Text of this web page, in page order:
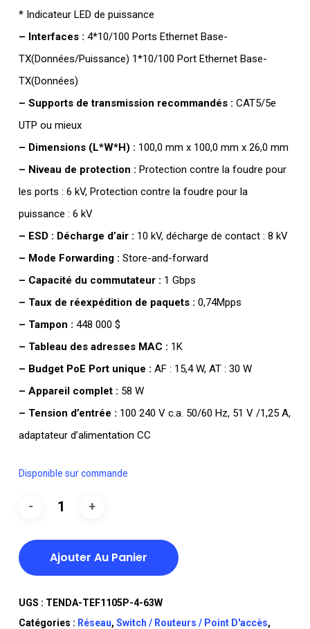
* Indicateur LED de puissance
– Interfaces : 4*10/100 Ports Ethernet Base-
TX(Données/Puissance) 1*10/100 Port Ethernet Base-
TX(Données)
– Supports de transmission recommandés : CAT5/5e
UTP ou mieux
– Dimensions (L*W*H) : 100,0 mm x 100,0 mm x 26,0 mm
– Niveau de protection : Protection contre la foudre pour
les ports : 6 kV, Protection contre la foudre pour la
puissance : 6 kV
– ESD : Décharge d’air : 10 kV, décharge de contact : 8 kV
– Mode Forwarding : Store-and-forward
– Capacité du commutateur : 1 Gbps
– Taux de réexpédition de paquets : 0,74Mpps
– Tampon : 448 000 $
– Tableau des adresses MAC : 1K
– Budget PoE Port unique : AF : 15,4 W, AT : 30 W
– Appareil complet : 58 W
– Tension d’entrée : 100 240 V c.a. 50/60 Hz, 51 V /1,25 A,
adaptateur d’alimentation CC
Disponible sur commande
Ajouter Au Panier
UGS : TENDA-TEF1105P-4-63W
Catégories : Réseau, Switch / Routeurs / Point D'accès,